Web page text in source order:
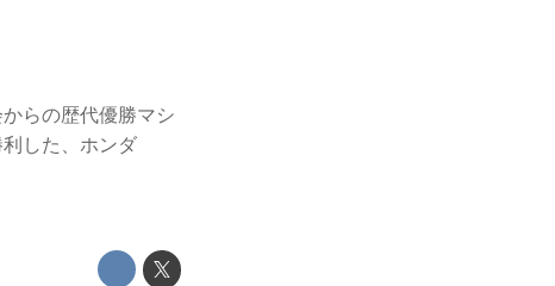
らの歴代優勝マシ
した、ホンダ